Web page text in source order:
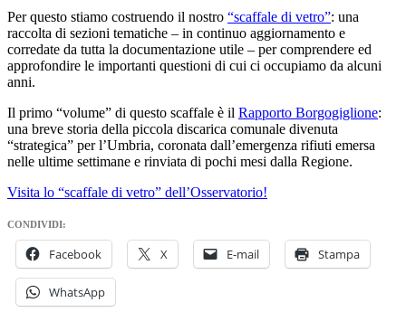
Per questo stiamo costruendo il nostro “scaffale di vetro”: una
raccolta di sezioni tematiche – in continuo aggiornamento e
corredate da tutta la documentazione utile – per comprendere ed
approfondire le importanti questioni di cui ci occupiamo da alcuni
anni.
Il primo “volume” di questo scaffale è il Rapporto Borgogiglione:
una breve storia della piccola discarica comunale divenuta
“strategica” per l’Umbria, coronata dall’emergenza rifiuti emersa
nelle ultime settimane e rinviata di pochi mesi dalla Regione.
Visita lo “scaffale di vetro” dell’Osservatorio!
CONDIVIDI:
Facebook X E-mail Stampa
WhatsApp